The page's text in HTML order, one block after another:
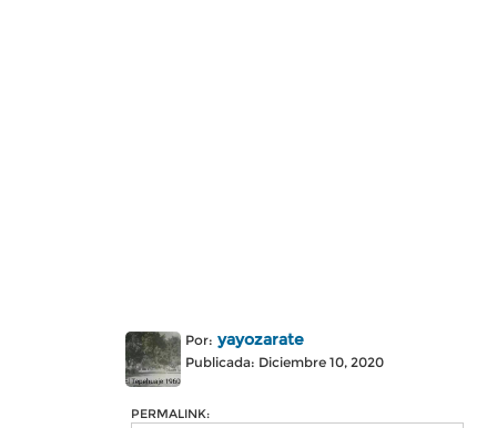
Por: yayozarate
Publicada: Diciembre 10, 2020
PERMALINK: